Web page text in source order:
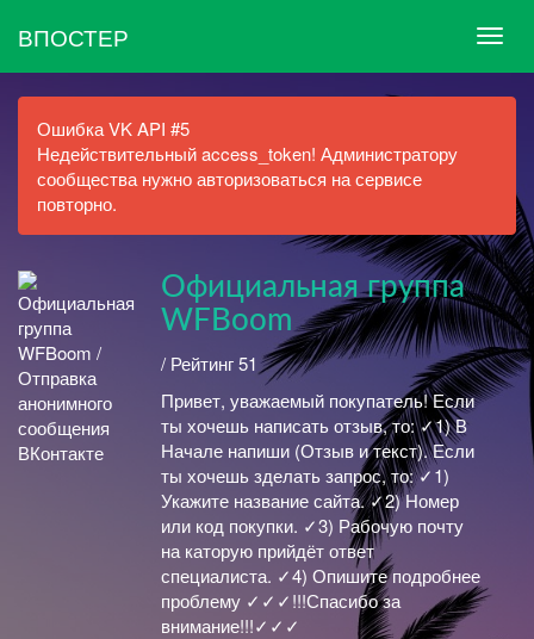
ВПОСТЕР
Ошибка VK API #5
Недействительный access_token! Администратору
сообщества нужно авторизоваться на сервисе
повторно.
Официальная группа
WFBoom
/ Рейтинг 51
Привет, уважаемый покупатель! Если
ты хочешь написать отзыв, то: ✓1) В
Начале напиши (Отзыв и текст). Если
ты хочешь зделать запрос, то: ✓1)
Укажите название сайта. ✓2) Номер
или код покупки. ✓3) Рабочую почту
на каторую прийдёт ответ
специалиста. ✓4) Опишите подробнее
проблему ✓✓✓!!!Спасибо за
внимание!!!✓✓✓